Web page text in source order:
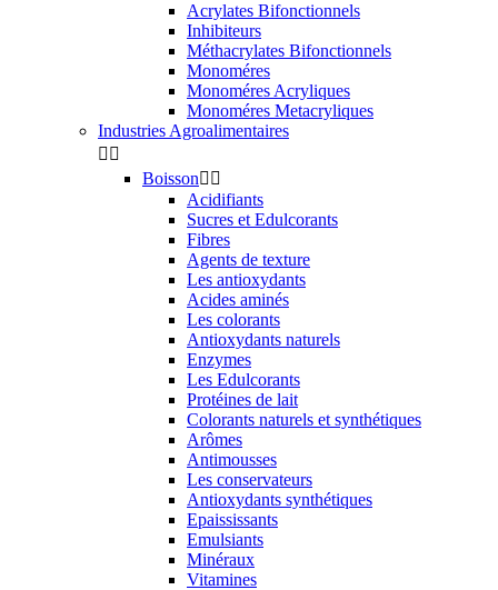
Acrylates Bifonctionnels
Inhibiteurs
Méthacrylates Bifonctionnels
Monoméres
Monoméres Acryliques
Monoméres Metacryliques
Industries Agroalimentaires
 
Boisson 
Acidifiants
Sucres et Edulcorants
Fibres
Agents de texture
Les antioxydants
Acides aminés
Les colorants
Antioxydants naturels
Enzymes
Les Edulcorants
Protéines de lait
Colorants naturels et synthétiques
Arômes
Antimousses
Les conservateurs
Antioxydants synthétiques
Epaississants
Emulsiants
Minéraux
Vitamines